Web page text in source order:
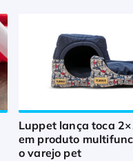
Luppet lança toca
em produto
o varejo pet